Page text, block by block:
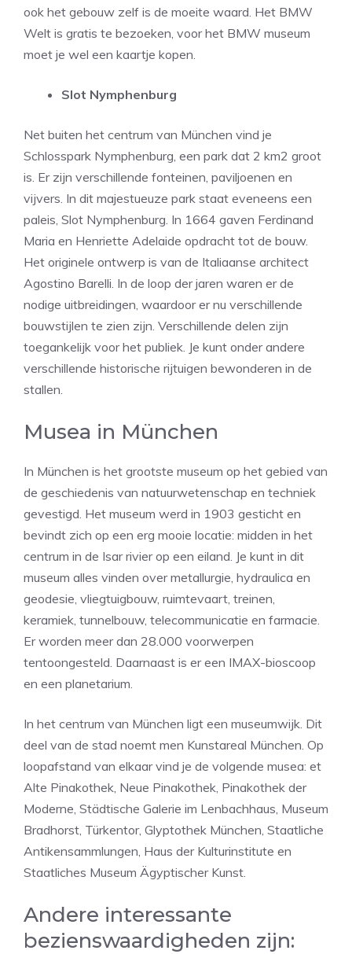
ook het gebouw zelf is de moeite waard. Het BMW
Welt is gratis te bezoeken, voor het BMW museum
moet je wel een kaartje kopen.
Slot Nymphenburg
Net buiten het centrum van München vind je
Schlosspark Nymphenburg, een park dat 2 km2 groot
is. Er zijn verschillende fonteinen, paviljoenen en
vijvers. In dit majestueuze park staat eveneens een
paleis, Slot Nymphenburg. In 1664 gaven Ferdinand
Maria en Henriette Adelaide opdracht tot de bouw.
Het originele ontwerp is van de Italiaanse architect
Agostino Barelli. In de loop der jaren waren er de
nodige uitbreidingen, waardoor er nu verschillende
bouwstijlen te zien zijn. Verschillende delen zijn
toegankelijk voor het publiek. Je kunt onder andere
verschillende historische rijtuigen bewonderen in de
stallen.
Musea in München
In München is het grootste museum op het gebied van
de geschiedenis van natuurwetenschap en techniek
gevestigd. Het museum werd in 1903 gesticht en
bevindt zich op een erg mooie locatie: midden in het
centrum in de Isar rivier op een eiland. Je kunt in dit
museum alles vinden over metallurgie, hydraulica en
geodesie, vliegtuigbouw, ruimtevaart, treinen,
keramiek, tunnelbouw, telecommunicatie en farmacie.
Er worden meer dan 28.000 voorwerpen
tentoongesteld. Daarnaast is er een IMAX-bioscoop
en een planetarium.
In het centrum van München ligt een museumwijk. Dit
deel van de stad noemt men Kunstareal München. Op
loopafstand van elkaar vind je de volgende musea: et
Alte Pinakothek, Neue Pinakothek, Pinakothek der
Moderne, Städtische Galerie im Lenbachhaus, Museum
Bradhorst, Türkentor, Glyptothek München, Staatliche
Antikensammlungen, Haus der Kulturinstitute en
Staatliches Museum Ägyptischer Kunst.
Andere interessante
bezienswaardigheden zijn: